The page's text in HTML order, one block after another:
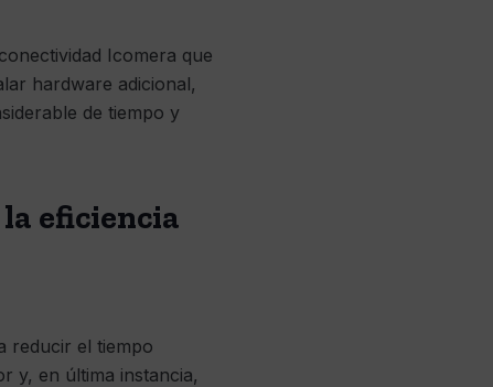
Icomera que
hardware adicional,
de tiempo y
eficiencia
reducir el tiempo
y, en última instancia,